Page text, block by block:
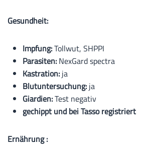
Gesundheit:
Impfung:Tollwut, SHPPI
Parasiten: NexGard spectra
Kastration: ja
Blutuntersuchung: ja
Giardien:Test negativ
gechippt und bei Tasso registriert
Ernährung :